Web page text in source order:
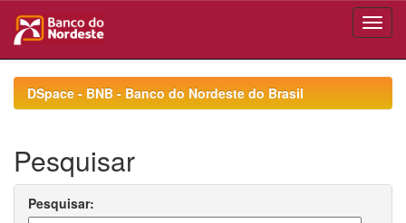
navigationDSpace - BNB - Banco do Nordeste do Brasil
Pesquisar
Pesquisar: